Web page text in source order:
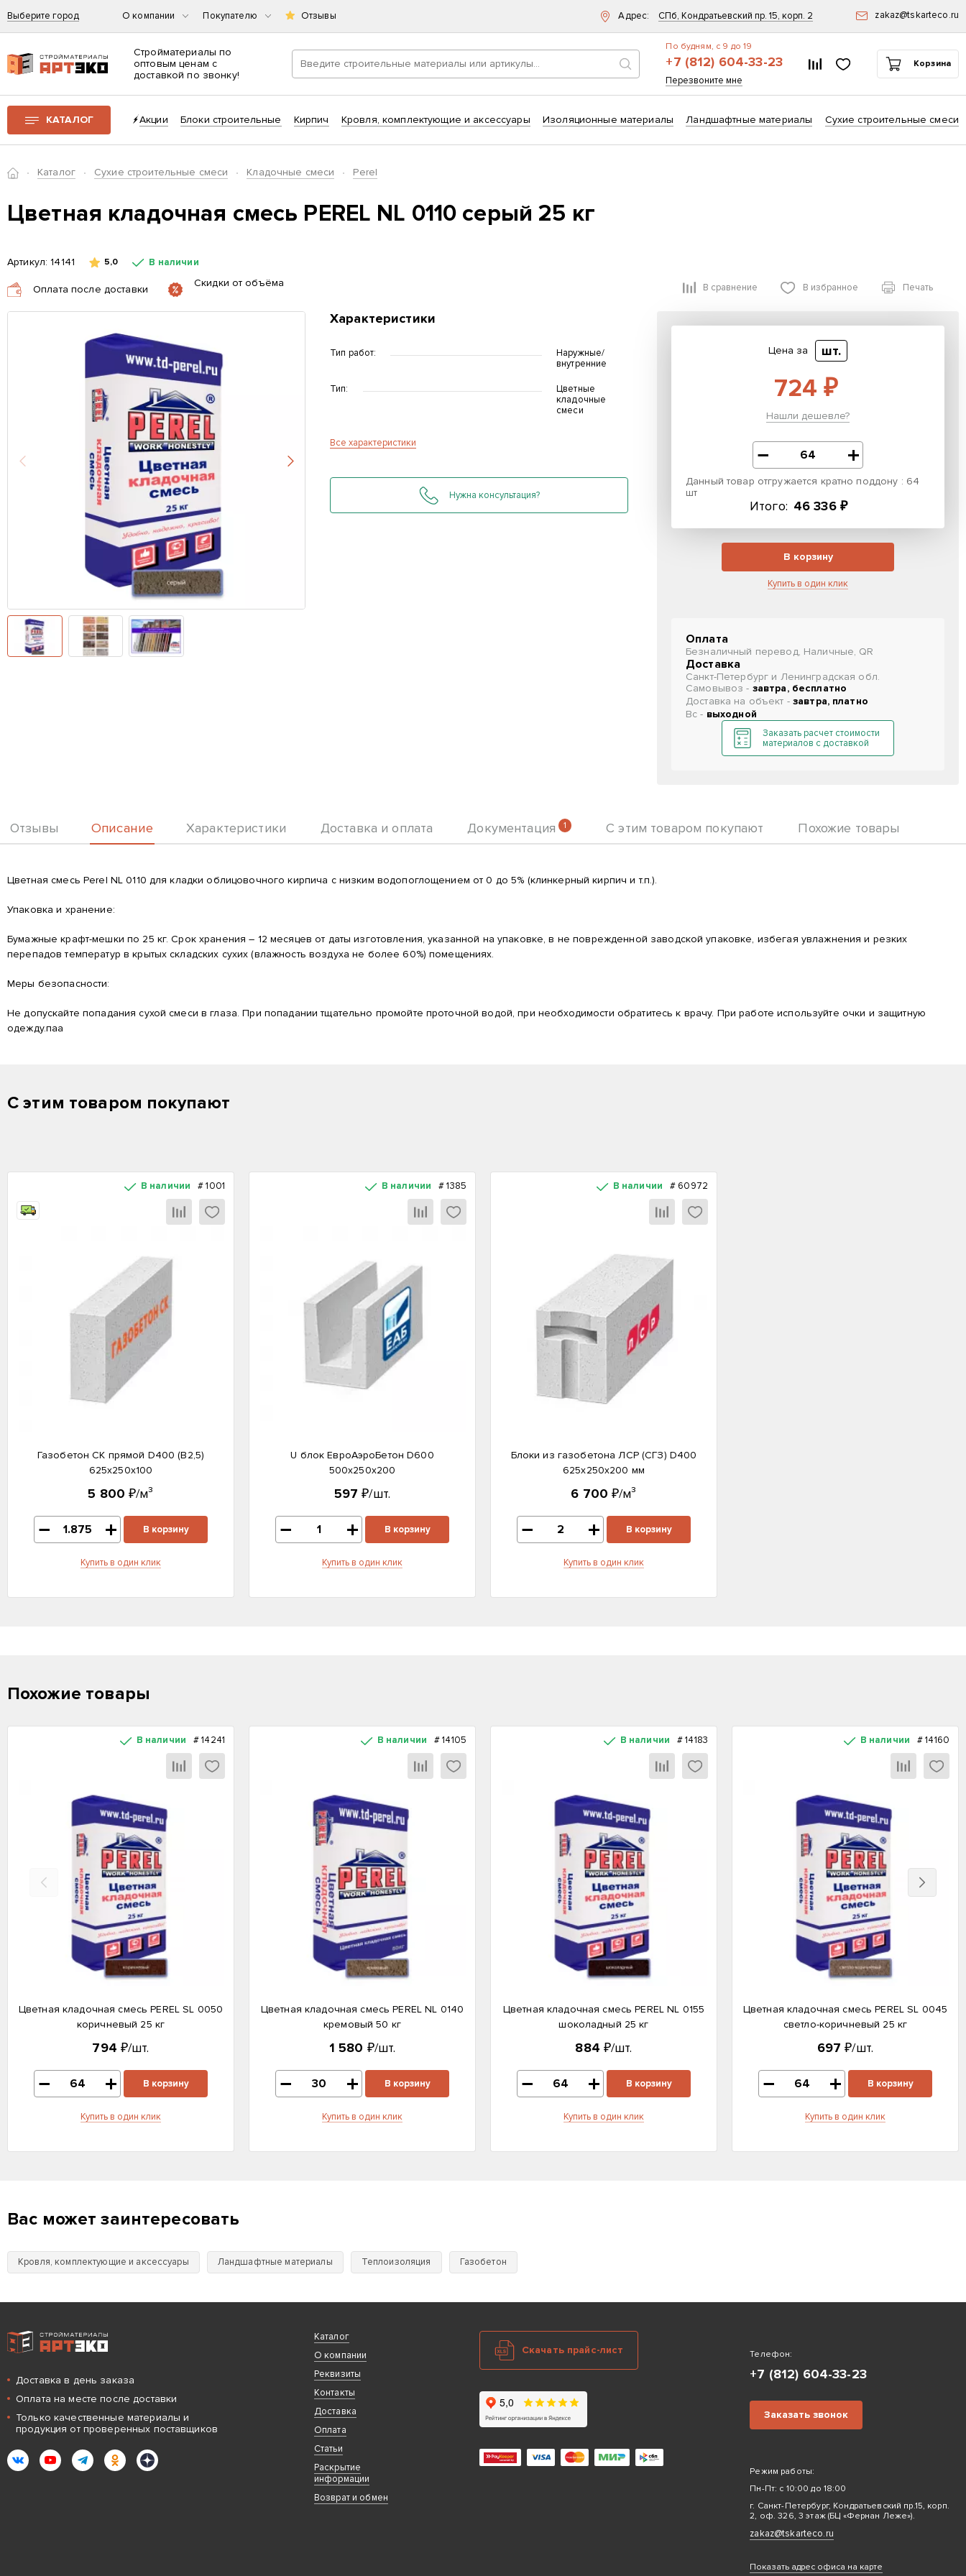
Выберите город О компании Покупателю Отзывы Адрес: СПб, Кондратьевский пр. 15, корп. 2 zakaz@tskarteco.ru
Интернет-магазин строительных материалов «АРТЭКО»
Стройматериалы по
оптовым ценам с
доставкой по звонку!
Поиск
По будням, с 9 до 19
+7 (812) 604-33-23
Перезвоните мне
Список сравнения
Избранное Корзина
КАТАЛОГ Акции Блоки строительные Кирпич Кровля, комплектующие и аксессуары Изоляционные материалы Ландшафтные материалы Сухие строительные смеси
ГлавнаяКаталог Сухие строительные смеси Кладочные смеси Perel
Цветная кладочная смесь PEREL NL 0110 серый 25 кг
Артикул:14141 5,0 В наличии
Оплата после доставки
Скидки от объёма
Назад Вперед
Характеристики
Тип работ:
Наружные/
внутренние
Тип:
Цветные
кладочные
смеси
Все характеристики
Нужна консультация?
В сравнение В избранное Печать
Цена за шт.
724 ₽
Нашли дешевле?
Данный товар отгружается кратно поддону : 64
шт
Итого: 46 336 ₽
В корзину
Купить в один клик
Оплата
Безналичный перевод, Наличные, QR
Доставка
Санкт-Петербург и Ленинградская обл.
Самовывоз - завтра, бесплатно
Доставка на объект - завтра, платно
Вс - выходной
Заказать расчет стоимости
материалов с доставкой
Отзывы Описание Характеристики Доставка и оплата Документация 1 С этим товаром покупают Похожие товары
Описание
Цветная смесь Perel NL 0110 для кладки облицовочного кирпича с низким водопоглощением от 0 до 5% (клинкерный кирпич и т.п.).
Упаковка и хранение:
Бумажные крафт-мешки по 25 кг. Срок хранения – 12 месяцев от даты изготовления, указанной на упаковке, в не поврежденной заводской упаковке, избегая увлажнения и резких
перепадов температур в крытых складских сухих (влажность воздуха не более 60%) помещениях.
Меры безопасности:
Не допускайте попадания сухой смеси в глаза. При попадании тщательно промойте проточной водой, при необходимости обратитесь к врачу. При работе используйте очки и защитную
одежду.паа
С этим товаром покупают
В наличии #1001
Газобетон СК прямой D400 (B2,5)
625x250x100
5 800 ₽/м³
В корзину
Купить в один клик
В наличии #1385
U блок ЕвроАэроБетон D600
500х250х200
597 ₽/шт.
В корзину
Купить в один клик
В наличии # 60972
Блоки из газобетона ЛСР (СГЗ) D400
625х250х200 мм
6 700 ₽/м³
В корзину
Купить в один клик
Похожие товары
В наличии #14241
Цветная кладочная смесь PEREL SL 0050
коричневый 25 кг
794 ₽/шт.
В корзину
Купить в один клик
В наличии #14105
Цветная кладочная смесь PEREL NL 0140
кремовый 50 кг
1 580 ₽/шт.
В корзину
Купить в один клик
В наличии #14183
Цветная кладочная смесь PEREL NL 0155
шоколадный 25 кг
884 ₽/шт.
В корзину
Купить в один клик
В наличии #14160
Цветная кладочная смесь PEREL SL 0045
светло-коричневый 25 кг
697 ₽/шт.
В корзину
Купить в один клик
Назад Вперед
Вас может заинтересовать
Кровля, комплектующие и аксессуары Ландшафтные материалы Теплоизоляция Газобетон
Интернет-магазин строительных материалов «АРТЭКО»
Доставка в день заказа
Оплата на месте после доставки
Только качественные материалы и
продукция от проверенных поставщиков
ВКонтактеYouTubeTelegramОдноклассники
Яндекс.Дзен
Каталог
О компании
Реквизиты
Контакты
Доставка
Оплата
Статьи
Раскрытие
информации
Возврат и обмен
Скачать прайс-лист Телефон:
+7 (812) 604-33-23
Заказать звонок
Режим работы:
Пн-Пт: с 10:00 до 18:00
г. Санкт-Петербург, Кондратьевский пр.15, корп.
2, оф. 326, 3 этаж (БЦ «Фернан Леже»).
zakaz@tskarteco.ru
Показать адрес офиса на карте